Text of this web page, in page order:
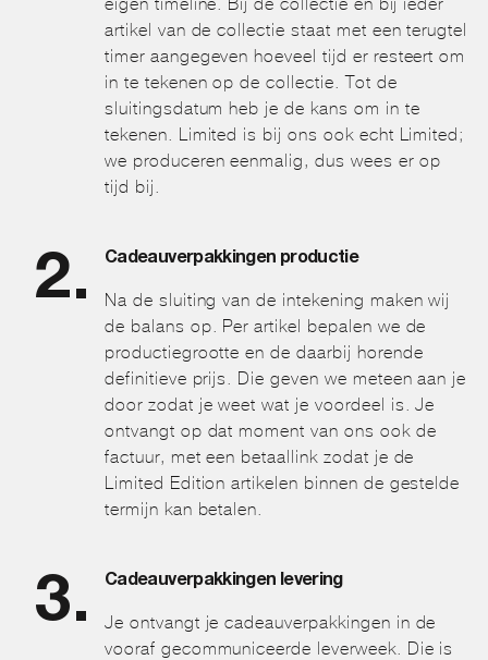
artikel van de collectie staat met een terugtel
timer aangegeven hoeveel tijd er resteert om
in te tekenen op de collectie. Tot de
sluitingsdatum heb je de kans om in te
tekenen. Limited is bij ons ook echt Limited;
we produceren eenmalig, dus wees er op
tijd bij.
Cadeauverpakkingen productie
Na de sluiting van de intekening maken wij
de balans op. Per artikel bepalen we de
productiegrootte en de daarbij horende
definitieve prijs. Die geven we meteen aan je
door zodat je weet wat je voordeel is. Je
ontvangt op dat moment van ons ook de
factuur, met een betaallink zodat je de
Limited Edition artikelen binnen de gestelde
termijn kan betalen.
Cadeauverpakkingen levering
Je ontvangt je cadeauverpakkingen in de
vooraf gecommuniceerde leverweek. Die is